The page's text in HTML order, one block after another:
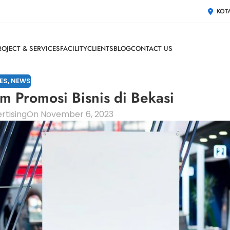
& SERVICESFACILITYCLIENTSBLOGCONTACT US
, NEWS
Promosi Bisnis di Bekasi
On November 6, 2023